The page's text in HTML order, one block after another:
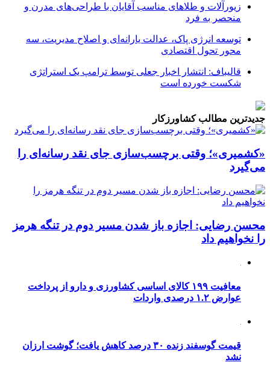
زیورآلات و طلاهای مناسب آقایان با طراحی‌های مدرن و
منحصر به فرد
توسعه انرژی پاک، عدالت یارانه‌ای و اصلاح مدیریت، سه
محور تحول اقتصادی
قالیباف: انتشار اخبار جعلی توسط ترامپ یک استراتژی
شکست خورده است
جدیدترین مطالب کشاورزکار
«کشمیری»؛ وقتی برچسب‌سازی جای نقد رسانه‌ای را
می‌گیرد
محسن رضایی: اجازه باز شدن مسیر دوم در تنگه هرمز
را نخواهیم داد
معافیت ۱۹۹ کالای اساسی کشاورزی و دارو از پرداخت
عوارض ۱.۲ درصدی واردات
قیمت گوسفند زنده ۳۰ درصد کاهش یافت؛ گوشت ارزان
نشد